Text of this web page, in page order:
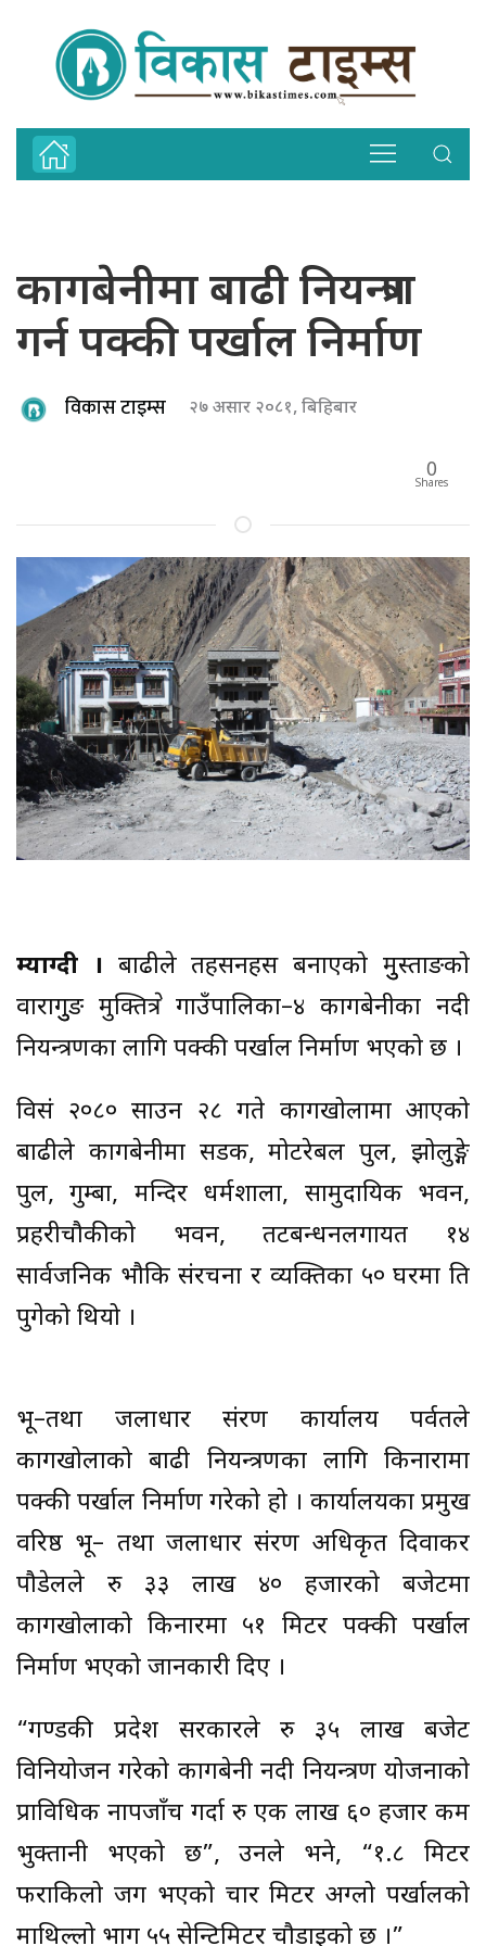
कागबेनीमा बाढी नियन्त्रण
गर्न पक्की पर्खाल निर्माण
विकास टाइम्स २७ असार २०८१, बिहिबार
0
Shares
म्याग्दी । बाढीले तहसनहस बनाएको मुुस्ताङको
वारागुुङ मुक्तिक्षेत्र गाउँपालिका–४ कागबेनीका नदी
नियन्त्रणका लागि पक्की पर्खाल निर्माण भएको छ ।
विसं २०८० साउन २८ गते कागखोलामा आएको
बाढीले कागबेनीमा सडक, मोटरेबल पुल, झोलुङ्गे
पुल, गुम्बा, मन्दिर धर्मशाला, सामुदायिक भवन,
प्रहरीचौकीको भवन, तटबन्धनलगायत १४
सार्वजनिक भौकि संरचना र व्यक्तिका ५० घरमा क्षति
पुगेको थियो ।
भू–तथा जलाधार संरक्षण कार्यालय पर्वतले
कागखोलाको बाढी नियन्त्रणका लागि किनारामा
पक्की पर्खाल निर्माण गरेको हो । कार्यालयका प्रमुख
वरिष्ठ भू– तथा जलाधार संरक्षण अधिकृत दिवाकर
पौडेलले रु ३३ लाख ४० हजारको बजेटमा
कागखोलाको किनारमा ५१ मिटर पक्की पर्खाल
निर्माण भएको जानकारी दिए ।
“गण्डकी प्रदेश सरकारले रु ३५ लाख बजेट
विनियोजन गरेको कागबेनी नदी नियन्त्रण योजनाको
प्राविधिक नापजाँच गर्दा रु एक लाख ६० हजार कम
भुक्तानी भएको छ”, उनले भने, “१.८ मिटर
फराकिलो जग भएको चार मिटर अग्लो पर्खालको
माथिल्लो भाग ५५ सेन्टिमिटर चौडाइको छ ।”